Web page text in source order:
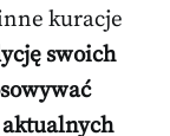
kuracje
swoich